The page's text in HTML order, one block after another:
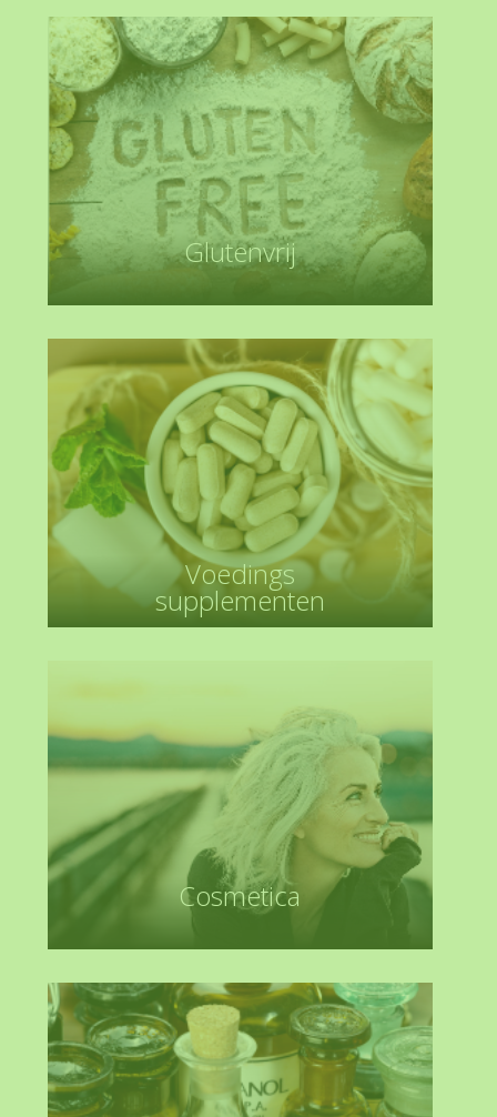
Glutenvrij
Voedings
supplementen
Cosmetica